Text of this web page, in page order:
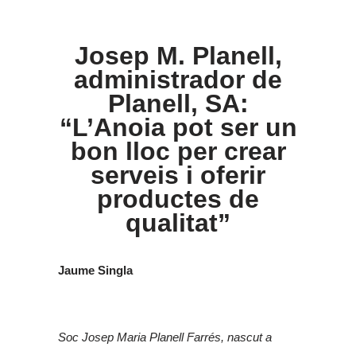
Josep M. Planell,
administrador de
Planell, SA:
“L’Anoia pot ser un
bon lloc per crear
serveis i oferir
productes de
qualitat”
Jaume Singla
Soc Josep Maria Planell Farrés, nascut a